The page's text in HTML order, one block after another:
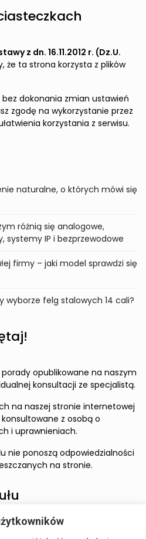
z dn. 16.11.2012 r. (Dz.U.
że ta strona korzysta z plików
dokonania zmian ustawień
zgodę na wykorzystanie przez
korzystania z serwisu.
naturalne, o których mówi się
różnią się analogowe,
IP i bezprzewodowe
firmy – jaki model sprawdzi się
wyborze felg stalowych 14 cali?
opublikowane na naszym
konsultacji ze specjalistą.
na naszej stronie internetowej
z osobą o
i uprawnieniach.
nie ponoszą odpowiedzialności
na stronie.